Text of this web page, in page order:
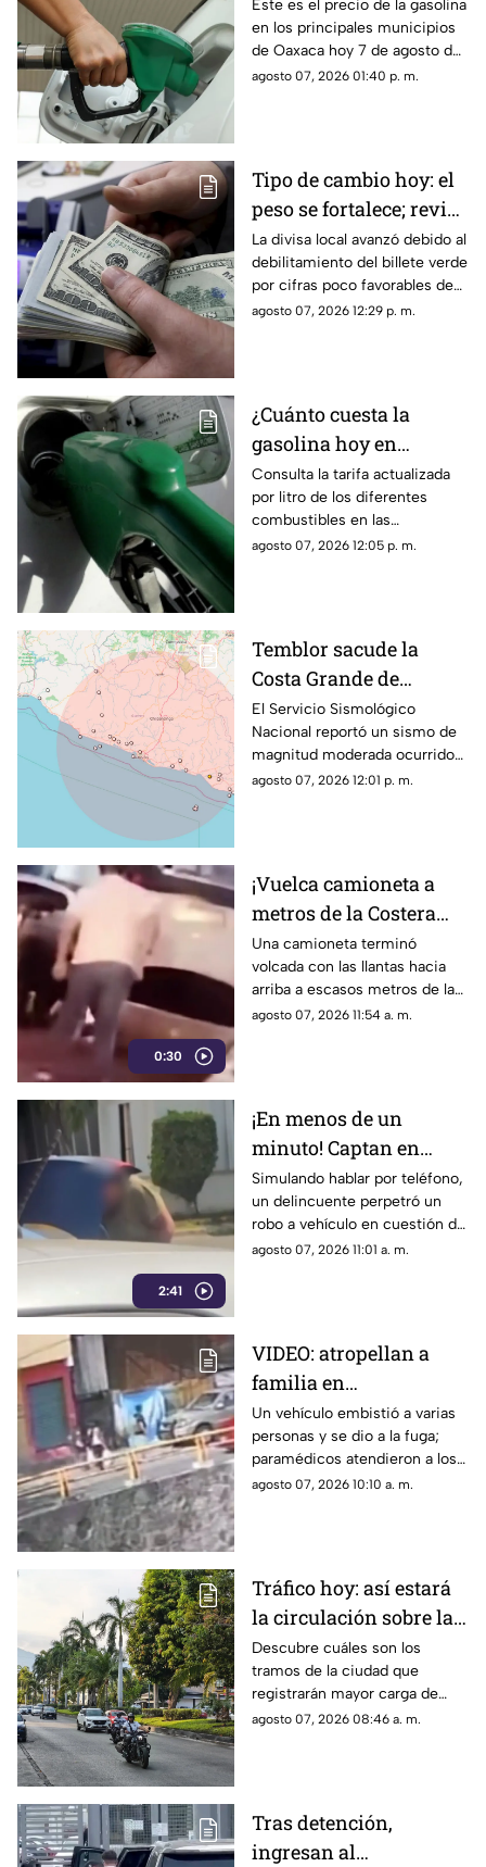
de agosto
Este es el precio de la gasolina
en los principales municipios
de Oaxaca hoy 7 de agosto de
2026; ten en cuenta que el
agosto 07, 2026 01:40 p. m.
Tipo de cambio hoy: el
peso se fortalece; revisa
el precio del dólar
La divisa local avanzó debido al
debilitamiento del billete verde
por cifras poco favorables de
empleo en el país vecino.
agosto 07, 2026 12:29 p. m.
¿Cuánto cuesta la
gasolina hoy en
Guerrero? Revisa los
precios
Consulta la tarifa actualizada
por litro de los diferentes
combustibles en las
gasolinerías del estado durante
agosto 07, 2026 12:05 p. m.
Temblor sacude la
Costa Grande de
Guerrero hoy viernes;
así fue la intensidad
El Servicio Sismológico
Nacional reportó un sismo de
magnitud moderada ocurrido
sobre las costas del estado; así
agosto 07, 2026 12:01 p. m.
0:30
¡Vuelca camioneta a
metros de la Costera
Miguel Alemán en
Acapulco!
Una camioneta terminó
volcada con las llantas hacia
arriba a escasos metros de la
Costera Miguel Alemán.
agosto 07, 2026 11:54 a. m.
2:41
¡En menos de un
minuto! Captan en
video "cristalazo"
express en la zona
Diamante de Acapulco
Simulando hablar por teléfono,
un delincuente perpetró un
robo a vehículo en cuestión de
segundos.
agosto 07, 2026 11:01 a. m.
VIDEO: atropellan a
familia en
Chilpancingo; el chofer
huyó
Un vehículo embistió a varias
personas y se dio a la fuga;
paramédicos atendieron a los
lesionados tras el impacto
agosto 07, 2026 10:10 a. m.
Tráfico hoy: así estará
la circulación sobre las
avenidas de Acapulco
Descubre cuáles son los
tramos de la ciudad que
registrarán mayor carga de
vehículos y las zonas donde el
agosto 07, 2026 08:46 a. m.
Tras detención,
ingresan al